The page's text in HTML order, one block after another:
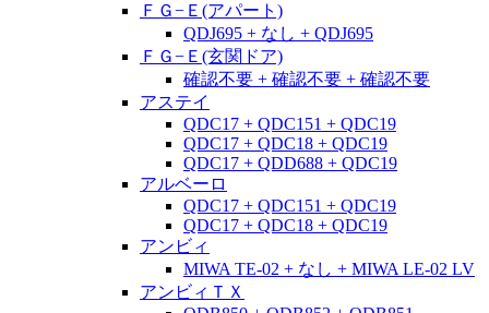
ＦＧ−Ｅ(アパート)
QDJ695 + なし + QDJ695
ＦＧ−Ｅ(玄関ドア)
確認不要 + 確認不要 + 確認不要
アステイ
QDC17 + QDC151 + QDC19
QDC17 + QDC18 + QDC19
QDC17 + QDD688 + QDC19
アルベーロ
QDC17 + QDC151 + QDC19
QDC17 + QDC18 + QDC19
アンビィ
MIWA TE-02 + なし + MIWA LE-02 LV
アンビィＴＸ